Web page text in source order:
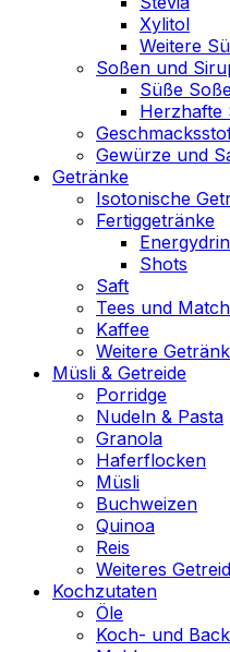
Xylitol
Weitere
Soßen und
Süße
Herzhafte
Gewürze und
Getränke
Isotonische
Fertiggetränke
Shots
Saft
Tees und
Kaffee
Weitere
Müsli & Getreide
Porridge
Nudeln & Pasta
Granola
Haferflocken
Müsli
Buchweizen
Quinoa
Reis
Weiteres
Kochzutaten
Öle
Koch- und